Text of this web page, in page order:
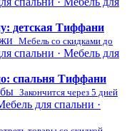
детская Тиффани
Мебель со скидками до
спальни · Мебель для
спальня Тиффани
Закончится через 5 дней
для спальни ·